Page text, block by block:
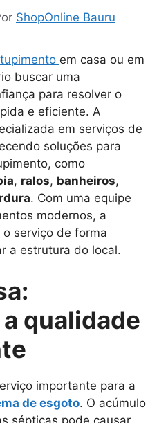
ShopOnline Bauru
em casa ou em
buscar uma
para resolver o
e eficiente. A
em serviços de
soluções para
como
, ralos, banheiros,
. Com uma equipe
modernos, a
serviço de forma
a estrutura do local.
qualidade
importante para a
de esgoto. O acúmulo